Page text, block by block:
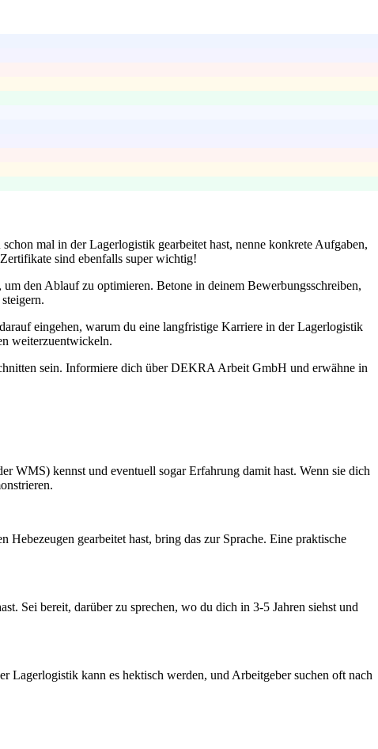
mal in der Lagerlogistik gearbeitet hast, nenne konkrete Aufgaben,
sind ebenfalls super wichtig!
den Ablauf zu optimieren. Betone in deinem Bewerbungsschreiben,
eingehen, warum du eine langfristige Karriere in der Lagerlogistik
weiterzuentwickeln.
sein. Informiere dich über DEKRA Arbeit GmbH und erwähne in
WMS) kennst und eventuell sogar Erfahrung damit hast. Wenn sie dich
gearbeitet hast, bring das zur Sprache. Eine praktische
Sei bereit, darüber zu sprechen, wo du dich in 3-5 Jahren siehst und
Lagerlogistik kann es hektisch werden, und Arbeitgeber suchen oft nach